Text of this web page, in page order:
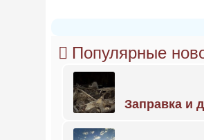
Популярные
Заправка и